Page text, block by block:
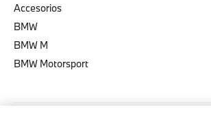
Accesorios
BMW
BMW M
BMW Motorsport